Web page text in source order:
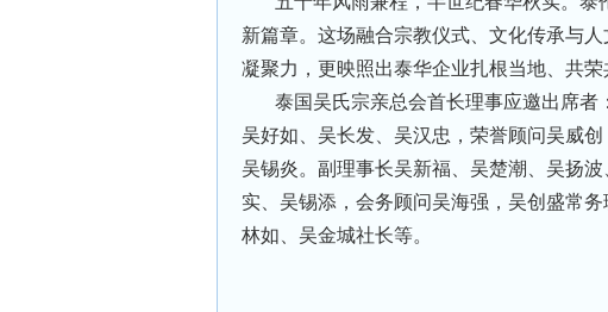
新篇章。这场融合宗教仪式、文化传承与
凝聚力，更映照出泰华企业扎根当地、共荣
泰国吴氏宗亲总会首长理事应邀出席
吴好如、吴长发、吴汉忠，荣誉顾问吴威
吴锡炎。副理事长吴新福、吴楚潮、吴扬
实、吴锡添，会务顾问吴海强，吴创盛常
林如、吴金城社长等。